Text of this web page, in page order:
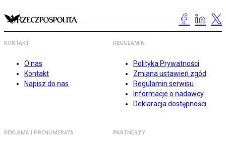
KONTAKT
O nas
Kontakt
Napisz do nas
REGULAMIN
Polityka Prywatności
Zmiana ustawień zgód
Regulamin serwisu
Informacje o nadawcy
Deklaracja dostępności
REKLAMA I PRENUMERATA PARTNERZY